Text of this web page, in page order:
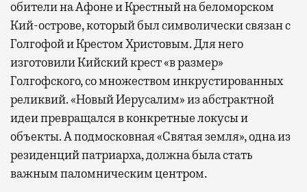
обители на Афоне и Крестный на беломорском
Кий-острове, который был символически связан с
Голгофой и Крестом Христовым. Для него
изготовили Кийский крест «в размер»
Голгофского, со множеством инкрустированных
реликвий. «Новый Иерусалим» из абстрактной
идеи превращался в конкретные локусы и
объекты. А подмосковная «Святая земля», одна из
резиденций патриарха, должна была стать
важным паломническим центром.